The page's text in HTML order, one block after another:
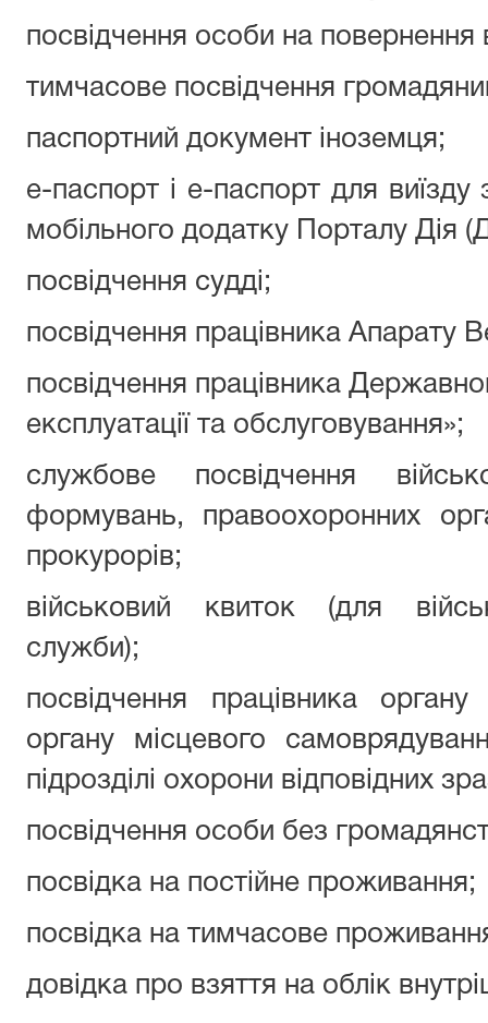
посвідчення особи на повернення
тимчасове посвідчення
паспортний документ іноземця;
e-паспорт і е-паспорт для
мобільного додатку Порталу Дія
посвідчення судді;
посвідчення працівника Апарату
посвідчення працівника
експлуатації та обслуговування»;
службове посвідчення
формувань, правоохоронних
прокурорів;
військовий квиток (для
служби);
посвідчення працівника
органу місцевого
підрозділі охорони відповідних
посвідчення особи без
посвідка на постійне проживання;
посвідка на тимчасове
довідка про взяття на облік